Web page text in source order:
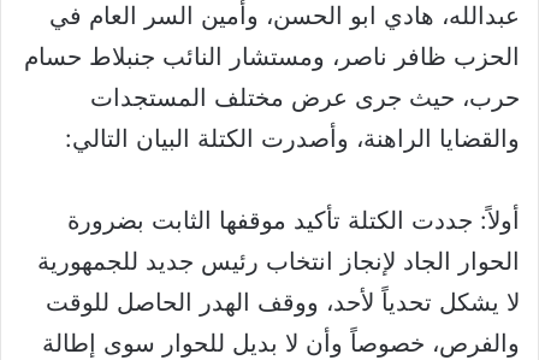
عبدالله، هادي ابو الحسن، وأمين السر العام في
الحزب ظافر ناصر، ومستشار النائب جنبلاط حسام
حرب، حيث جرى عرض مختلف المستجدات
والقضايا الراهنة، وأصدرت الكتلة البيان التالي:
أولاً: جددت الكتلة تأكيد موقفها الثابت بضرورة
الحوار الجاد لإنجاز انتخاب رئيس جديد للجمهورية
لا يشكل تحدياً لأحد، ووقف الهدر الحاصل للوقت
والفرص، خصوصاً وأن لا بديل للحوار سوى إطالة